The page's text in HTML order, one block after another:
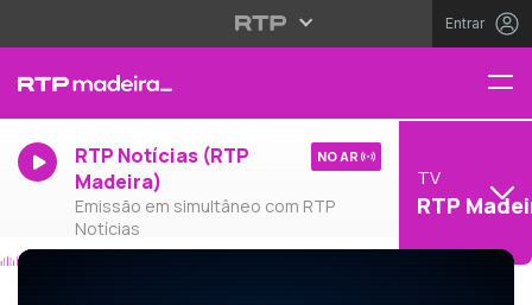
Entrar
RTP Notícias (RTP
Madeira)
Emissão em simultâneo com RTP
Notícias
NO AR
TV
RTP